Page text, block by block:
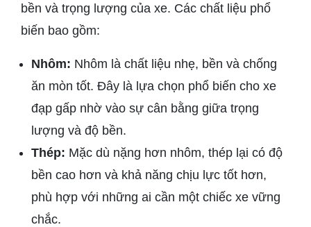
bền và trọng lượng của xe. Các chất liệu phổ
biến bao gồm:
Nhôm: Nhôm là chất liệu nhẹ, bền và chống
ăn mòn tốt. Đây là lựa chọn phổ biến cho xe
đạp gấp nhờ vào sự cân bằng giữa trọng
lượng và độ bền.
Thép: Mặc dù nặng hơn nhôm, thép lại có độ
bền cao hơn và khả năng chịu lực tốt hơn,
phù hợp với những ai cần một chiếc xe vững
chắc.